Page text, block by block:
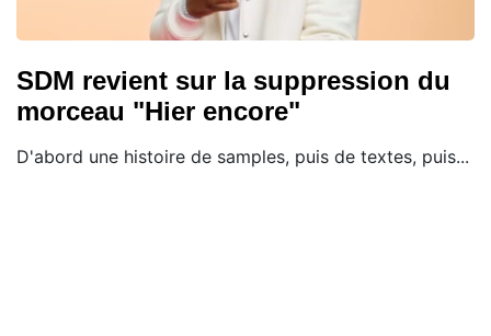
SDM revient sur la suppression du
morceau "Hier encore"
D'abord une histoire de samples, puis de textes, puis...